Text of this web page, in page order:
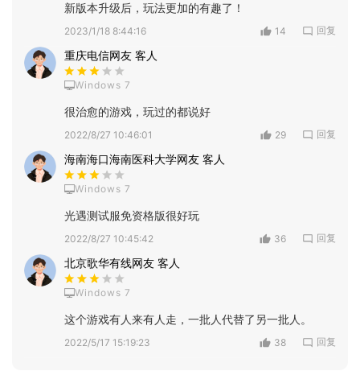
新版本升级后，玩法更加的有趣了！
2023/1/18 8:44:16 14 回复
重庆电信网友 客人
Windows 7
很治愈的游戏，玩过的都说好
2022/8/27 10:46:01 29 回复
海南海口海南医科大学网友 客人
Windows 7
光遇测试服免资格版很好玩
2022/8/27 10:45:42 36 回复
北京歌华有线网友 客人
Windows 7
这个游戏有人来有人走，一批人代替了另一批人。
2022/5/17 15:19:23 38 回复